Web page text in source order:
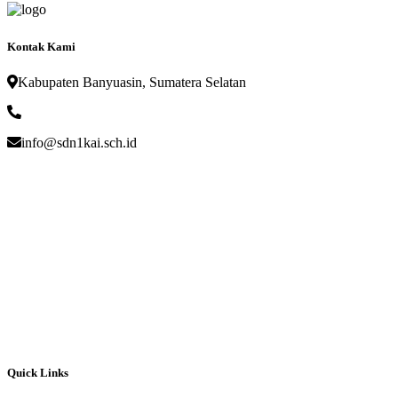
Kontak Kami
Kabupaten Banyuasin, Sumatera Selatan
info@sdn1kai.sch.id
Quick Links